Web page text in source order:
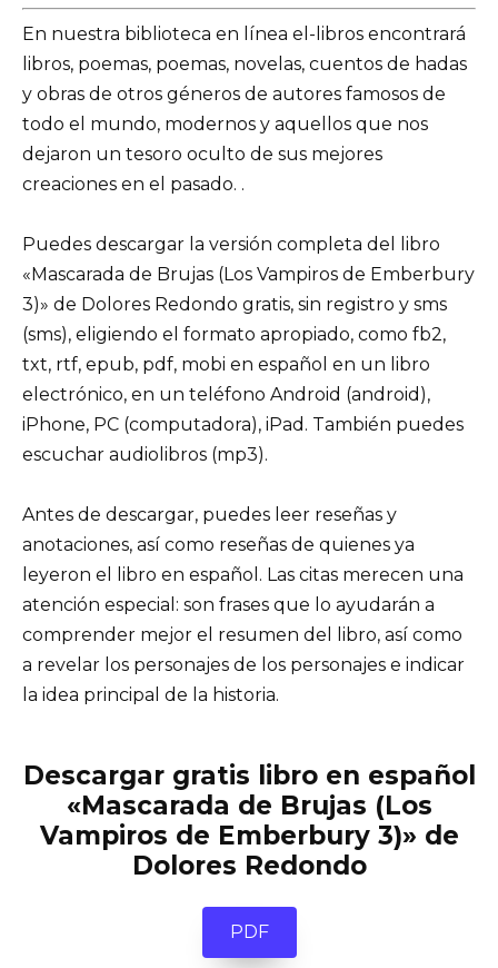
En nuestra biblioteca en línea el-libros encontrará
libros, poemas, poemas, novelas, cuentos de hadas
y obras de otros géneros de autores famosos de
todo el mundo, modernos y aquellos que nos
dejaron un tesoro oculto de sus mejores
creaciones en el pasado. .
Puedes descargar la versión completa del libro
«Mascarada de Brujas (Los Vampiros de Emberbury
3)» de Dolores Redondo gratis, sin registro y sms
(sms), eligiendo el formato apropiado, como fb2,
txt, rtf, epub, pdf, mobi en español en un libro
electrónico, en un teléfono Android (android),
iPhone, PC (computadora), iPad. También puedes
escuchar audiolibros (mp3).
Antes de descargar, puedes leer reseñas y
anotaciones, así como reseñas de quienes ya
leyeron el libro en español. Las citas merecen una
atención especial: son frases que lo ayudarán a
comprender mejor el resumen del libro, así como
a revelar los personajes de los personajes e indicar
la idea principal de la historia.
Descargar gratis libro en español
«Mascarada de Brujas (Los
Vampiros de Emberbury 3)» de
Dolores Redondo
PDF